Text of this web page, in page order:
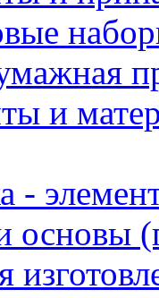
и
-
основы